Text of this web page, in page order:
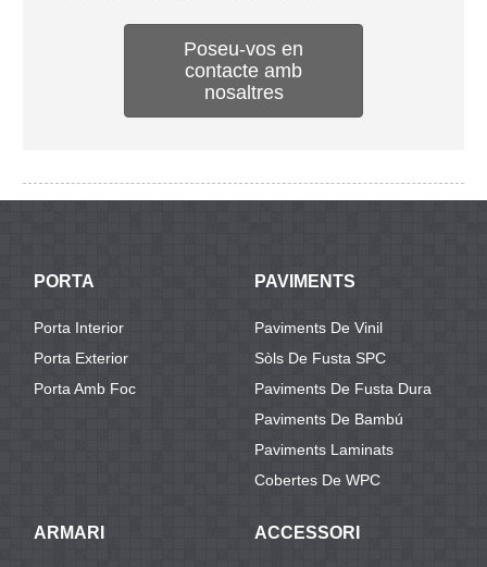
Poseu-vos en
contacte amb
nosaltres
PORTA
Porta Interior
Porta Exterior
Porta Amb Foc
PAVIMENTS
Paviments De Vinil
Sòls De Fusta SPC
Paviments De Fusta Dura
Paviments De Bambú
Paviments Laminats
Cobertes De WPC
ARMARI ACCESSORI